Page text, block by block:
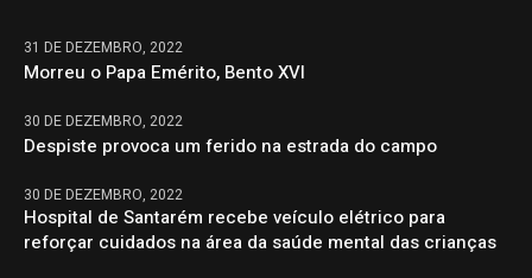
31 DE DEZEMBRO, 2022
Morreu o Papa Emérito, Bento XVI
30 DE DEZEMBRO, 2022
Despiste provoca um ferido na estrada do campo
30 DE DEZEMBRO, 2022
Hospital de Santarém recebe veículo elétrico para
reforçar cuidados na área da saúde mental das crianças